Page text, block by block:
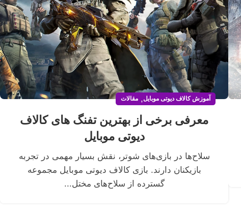
آموزش کالاف دیوتی موبایل, مقالات
معرفی برخی از بهترین تفنگ های کالاف
دیوتی موبایل
سلاح‌ها در بازی‌های شوتر، نقش بسیار مهمی در تجربه
بازیکنان دارند. بازی کالاف دیوتی موبایل مجموعه
گسترده از سلاح‌های مختل...